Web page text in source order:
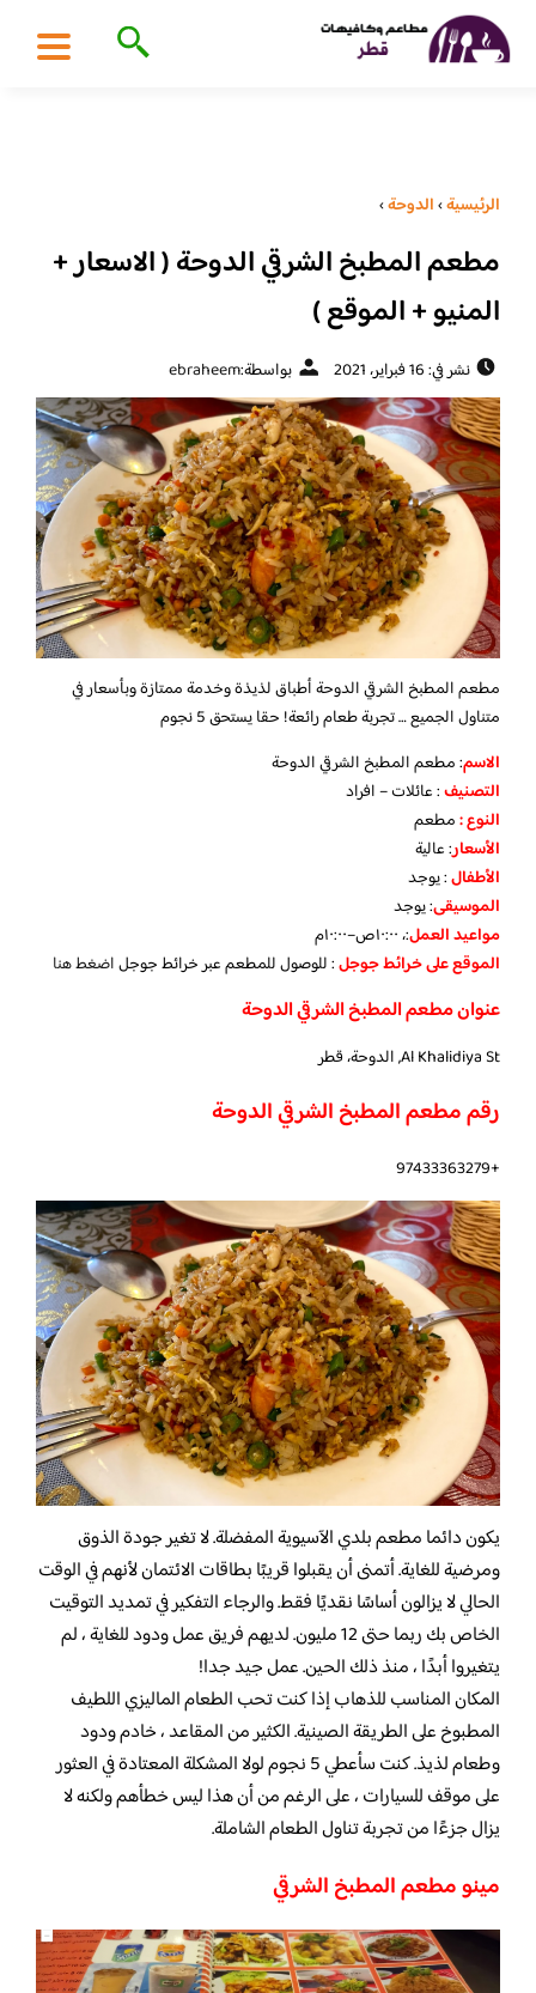
الرئيسية›الدوحة›
مطعم المطبخ الشرقي الدوحة ( الاسعار +
المنيو + الموقع )
نشر في: 16 فبراير، 2021 بواسطة:ebraheem
مطعم المطبخ الشرقي الدوحة أطباق لذيذة وخدمة ممتازة وبأسعار في
متناول الجميع … تجربة طعام رائعة! حقا يستحق 5 نجوم
الاسم: مطعم المطبخ الشرقي الدوحة
التصنيف: عائلات – افراد
النوع :مطعم
الأسعار:عالية
الأطفال:يوجد
الموسيقى:يوجد
مواعيد العمل:، ١٠:٠٠ص–١٠:٠٠م
الموقع على خرائط جوجل: للوصول للمطعم عبر خرائط جوجلاضغط هنا
عنوان مطعم المطبخ الشرقي الدوحة
Al Khalidiya St, الدوحة، قطر
رقم مطعم المطبخ الشرقي الدوحة
+97433363279
يكون دائما مطعم بلدي الآسيوية المفضلة. لا تغير جودة الذوق
ومرضية للغاية. أتمنى أن يقبلوا قريبًا بطاقات الائتمان لأنهم في الوقت
الحالي لا يزالون أساسًا نقديًا فقط. والرجاء التفكير في تمديد التوقيت
الخاص بك ربما حتى 12 مليون. لديهم فريق عمل ودود للغاية ، لم
يتغيروا أبدًا ، منذ ذلك الحين. عمل جيد جدا!
المكان المناسب للذهاب إذا كنت تحب الطعام الماليزي اللطيف
المطبوخ على الطريقة الصينية. الكثير من المقاعد ، خادم ودود
وطعام لذيذ. كنت سأعطي 5 نجوم لولا المشكلة المعتادة في العثور
على موقف للسيارات ، على الرغم من أن هذا ليس خطأهم ولكنه لا
يزال جزءًا من تجربة تناول الطعام الشاملة.
مينو مطعم المطبخ الشرقي